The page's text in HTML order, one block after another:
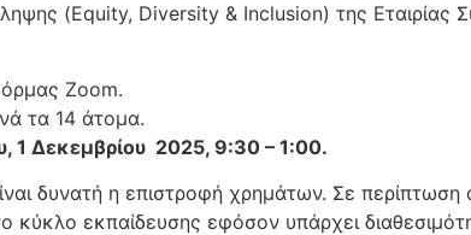
(Equity, Diversity & Inclusion) της
Zoom.
τα 14 άτομα.
1 Δεκεμβρίου 2025, 9:30 – 1:00.
δυνατή η επιστροφή χρημάτων. Σε
εκπαίδευσης εφόσον υπάρχει